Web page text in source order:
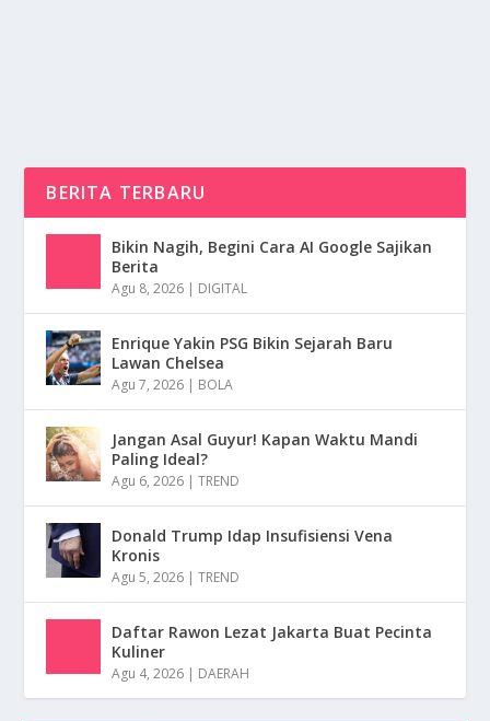
BERITA TERBARU
Bikin Nagih, Begini Cara AI Google Sajikan
Berita
Agu 8, 2026 | DIGITAL
Enrique Yakin PSG Bikin Sejarah Baru
Lawan Chelsea
Agu 7, 2026 | BOLA
Jangan Asal Guyur! Kapan Waktu Mandi
Paling Ideal?
Agu 6, 2026 |TREND
Donald Trump Idap Insufisiensi Vena
Kronis
Agu 5, 2026 |TREND
Daftar Rawon Lezat Jakarta Buat Pecinta
Kuliner
Agu 4, 2026 | DAERAH